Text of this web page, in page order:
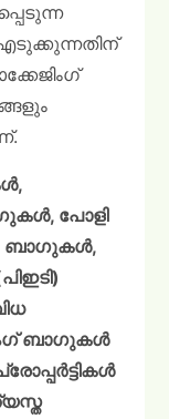
പോളി
ബാഗുകൾ,
ബാഗുകൾ